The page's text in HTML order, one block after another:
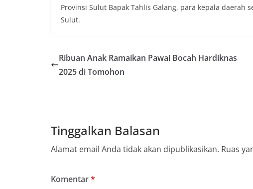
Provinsi Sulut Bapak Tahlis Galang, para kepala daerah
Sulut.
Ribuan Anak Ramaikan Pawai Bocah Hardiknas
2025 di Tomohon
Tinggalkan Balasan
Alamat email Anda tidak akan dipublikasikan. Ruas
Komentar*